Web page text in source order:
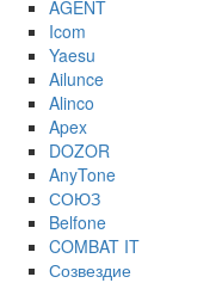
AGENT
Icom
Yaesu
Ailunce
Alinco
Apex
DOZOR
AnyTone
СОЮЗ
Belfone
COMBAT IT
Созвездие